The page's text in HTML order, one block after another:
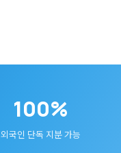
100%
외국인 단독 지분 가능